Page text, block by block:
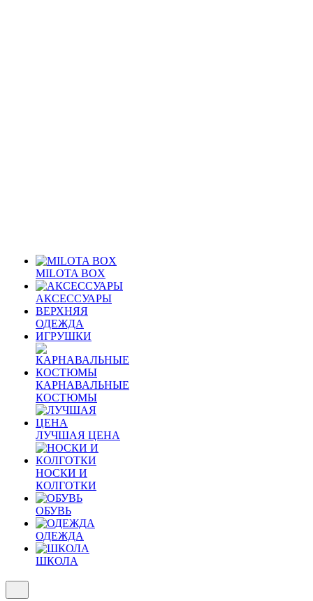
MILOTA BOX
АКСЕССУАРЫ
ВЕРХНЯЯ
ОДЕЖДА
ИГРУШКИ
КАРНАВАЛЬНЫЕ
КОСТЮМЫ
ЛУЧШАЯ ЦЕНА
НОСКИ И
КОЛГОТКИ
ОБУВЬ
ОДЕЖДА
ШКОЛА